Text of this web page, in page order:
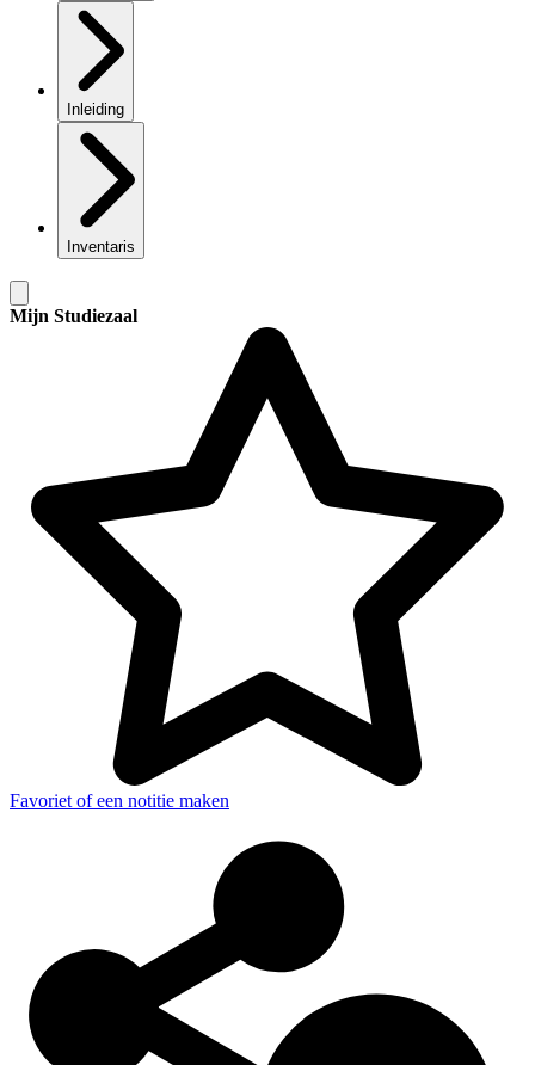
Inleiding
Inventaris
Mijn Studiezaal
Favoriet of een notitie maken